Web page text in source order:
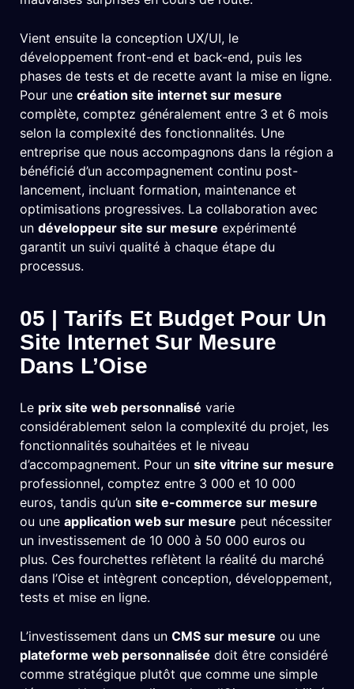
Vient ensuite la conception UX/UI, le
développement front-end et back-end, puis les
phases de tests et de recette avant la mise en ligne.
Pour une création site internet sur mesure
complète, comptez généralement entre 3 et 6 mois
selon la complexité des fonctionnalités. Une
entreprise que nous accompagnons dans la région a
bénéficié d’un accompagnement continu post-
lancement, incluant formation, maintenance et
optimisations progressives. La collaboration avec
un développeur site sur mesure expérimenté
garantit un suivi qualité à chaque étape du
processus.
05 | Tarifs Et Budget Pour Un
Site Internet Sur Mesure
Dans L’Oise
Le prix site web personnalisé varie
considérablement selon la complexité du projet, les
fonctionnalités souhaitées et le niveau
d’accompagnement. Pour un site vitrine sur mesure
professionnel, comptez entre 3 000 et 10 000
euros, tandis qu’un site e-commerce sur mesure
ou une application web sur mesure peut nécessiter
un investissement de 10 000 à 50 000 euros ou
plus. Ces fourchettes reflètent la réalité du marché
dans l’Oise et intègrent conception, développement,
tests et mise en ligne.
L’investissement dans un CMS sur mesure ou une
plateforme web personnalisée doit être considéré
comme stratégique plutôt que comme une simple